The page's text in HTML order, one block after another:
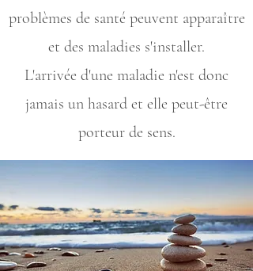
problèmes de santé peuvent apparaître
et des maladies s'installer.
L'arrivée d'une maladie n'est donc
jamais un hasard et elle peut-être
porteur de sens.